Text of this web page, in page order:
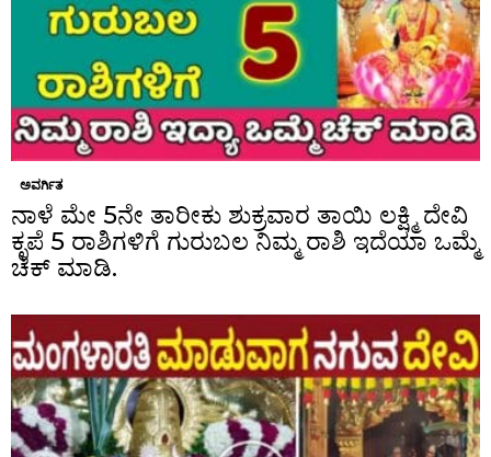
ಅವರ್ಗಿತ
ನಾಳೆ ಮೇ 5ನೇ ತಾರೀಕು ಶುಕ್ರವಾರ ತಾಯಿ ಲಕ್ಷ್ಮಿ ದೇವಿ
ಕೃಪೆ 5 ರಾಶಿಗಳಿಗೆ ಗುರುಬಲ ನಿಮ್ಮ ರಾಶಿ ಇದೆಯಾ ಒಮ್ಮೆ
ಚೆಕ್ ಮಾಡಿ.